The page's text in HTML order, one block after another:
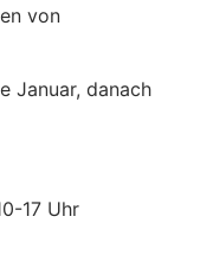
von
Januar, danach
17 Uhr